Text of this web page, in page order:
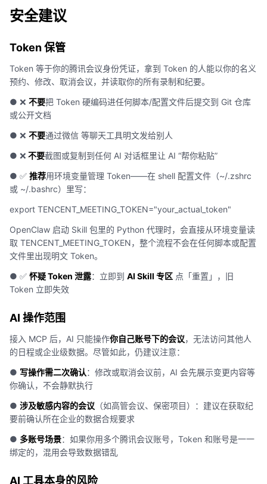
安全建议
Token 保管
Token 等于你的腾讯会议身份凭证，拿到 Token 的人能以你的名义
预约、修改、取消会议，并读取你的所有录制和纪要。
● ❌ 不要把 Token 硬编码进任何脚本/配置文件后提交到 Git 仓库
或公开文档
● ❌ 不要通过微信 等聊天工具明文发给别人
● ❌ 不要截图或复制到任何 AI 对话框里让 AI “帮你粘贴”
● ✅ 推荐用环境变量管理 Token——在 shell 配置文件（~/.zshrc
或 ~/.bashrc）里写：
export TENCENT_MEETING_TOKEN="your_actual_token"​
OpenClaw 启动 Skill 包里的 Python 代理时，会直接从环境变量读
取 TENCENT_MEETING_TOKEN，整个流程不会在任何脚本或配置
文件里出现明文 Token。
● ✅ 怀疑 Token 泄露：立即到 AI Skill 专区 点「重置」，旧
Token 立即失效
AI 操作范围
接入 MCP 后，AI 只能操作你自己账号下的会议，无法访问其他人
的日程或企业级数据。尽管如此，仍建议注意：
● 写操作需二次确认：修改或取消会议前，AI 会先展示变更内容等
你确认，不会静默执行
● 涉及敏感内容的会议 （如高管会议、保密项目）：建议在获取纪
要前确认所在企业的数据合规要求
● 多账号场景：如果你用多个腾讯会议账号，Token 和账号是一一
绑定的，混用会导致数据错乱
AI 工具本身的风险